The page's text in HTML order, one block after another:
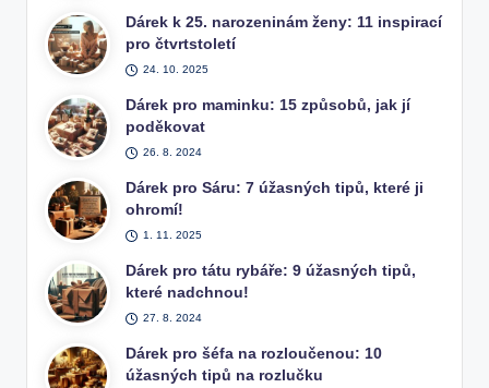
Dárek k 25. narozeninám ženy: 11 inspirací
pro čtvrtstoletí
24. 10. 2025
Dárek pro maminku: 15 způsobů, jak jí
poděkovat
26. 8. 2024
Dárek pro Sáru: 7 úžasných tipů, které ji
ohromí!
1. 11. 2025
Dárek pro tátu rybáře: 9 úžasných tipů,
které nadchnou!
27. 8. 2024
Dárek pro šéfa na rozloučenou: 10
úžasných tipů na rozlučku